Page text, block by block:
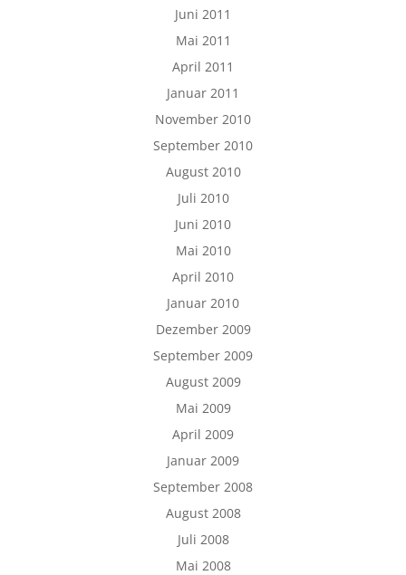
Juni 2011
Mai 2011
April 2011
Januar 2011
November 2010
September 2010
August 2010
Juli 2010
Juni 2010
Mai 2010
April 2010
Januar 2010
Dezember 2009
September 2009
August 2009
Mai 2009
April 2009
Januar 2009
September 2008
August 2008
Juli 2008
Mai 2008